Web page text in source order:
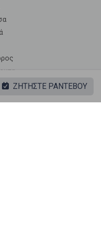
Αντωνίου
ΖΗΤΗΣΤΕ ΡΑΝΤΕΒΟΥ